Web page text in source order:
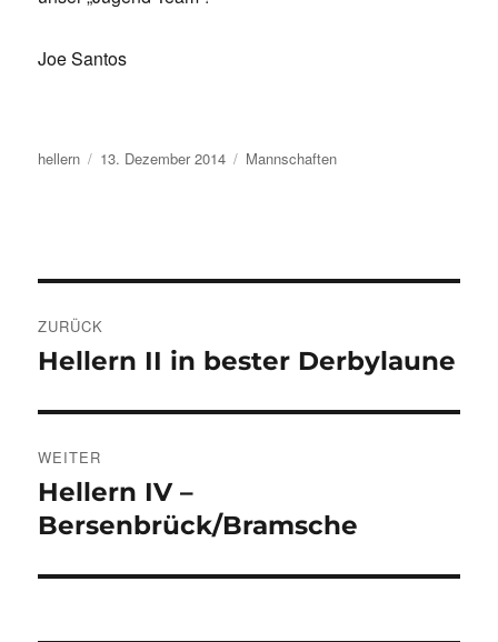
Joe Santos
Autor
hellern Veröffentlicht
am
13. Dezember 2014 Kategorien
Mannschaften
ZURÜCK
Vorheriger
Hellern II in bester Derbylaune
WEITER
Nächster
Beitrag:
Hellern IV –
Bersenbrück/Bramsche